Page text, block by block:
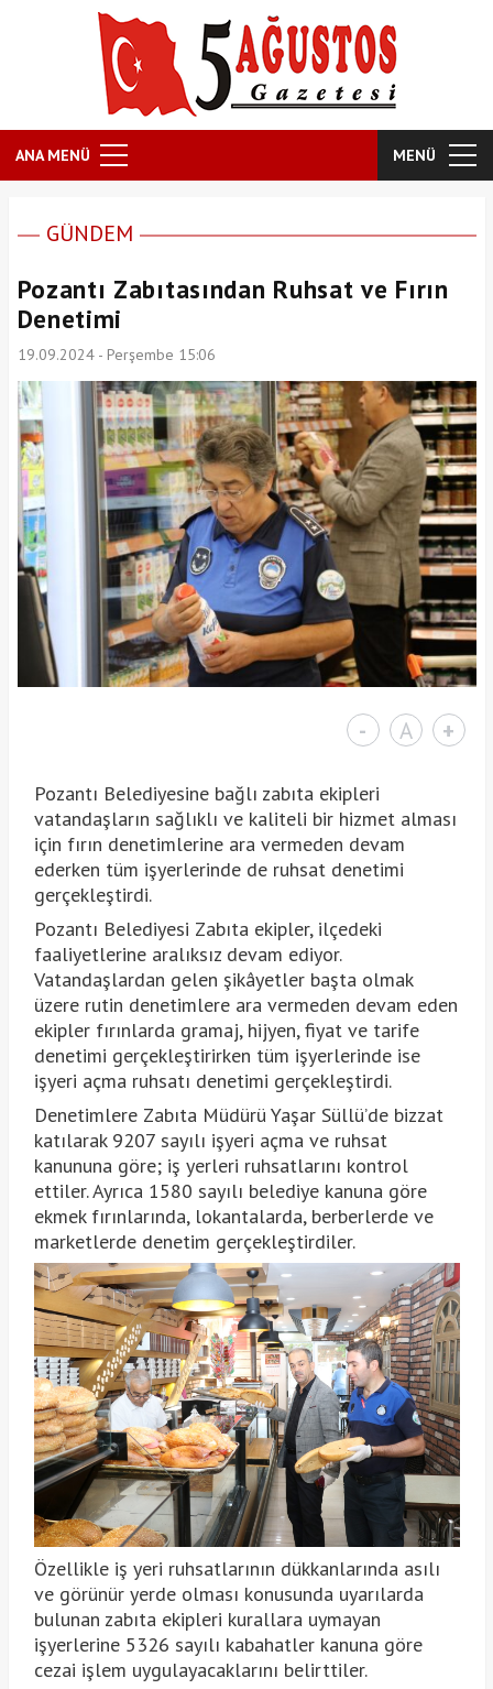
ANA MENÜ MENÜ
GÜNDEM
Pozantı Zabıtasından Ruhsat ve Fırın
Denetimi
19.09.2024 - Perşembe 15:06
- A +
Pozantı Belediyesine bağlı zabıta ekipleri
vatandaşların sağlıklı ve kaliteli bir hizmet alması
için fırın denetimlerine ara vermeden devam
ederken tüm işyerlerinde de ruhsat denetimi
gerçekleştirdi.
Pozantı Belediyesi Zabıta ekipler, ilçedeki
faaliyetlerine aralıksız devam ediyor.
Vatandaşlardan gelen şikâyetler başta olmak
üzere rutin denetimlere ara vermeden devam eden
ekipler fırınlarda gramaj, hijyen, fiyat ve tarife
denetimi gerçekleştirirken tüm işyerlerinde ise
işyeri açma ruhsatı denetimi gerçekleştirdi.
Denetimlere Zabıta Müdürü Yaşar Süllü’de bizzat
katılarak 9207 sayılı işyeri açma ve ruhsat
kanununa göre; iş yerleri ruhsatlarını kontrol
ettiler. Ayrıca 1580 sayılı belediye kanuna göre
ekmek fırınlarında, lokantalarda, berberlerde ve
marketlerde denetim gerçekleştirdiler.
Özellikle iş yeri ruhsatlarının dükkanlarında asılı
ve görünür yerde olması konusunda uyarılarda
bulunan zabıta ekipleri kurallara uymayan
işyerlerine 5326 sayılı kabahatler kanuna göre
cezai işlem uygulayacaklarını belirttiler.